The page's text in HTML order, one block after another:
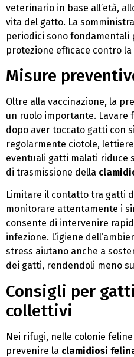
veterinario in base all’età,
vita del gatto. La
periodici sono fondamentali
protezione efficace contro la
Misure
Oltre alla vaccinazione, la
un ruolo importante. Lavare
dopo aver toccato gatti con
regolarmente ciotole,
eventuali gatti malati riduce
di trasmissione della
Limitare il contatto tra gatti
monitorare attentamente i
consente di intervenire
infezione. L’igiene
stress aiutano anche a
dei gatti, rendendoli meno
Consigli per
collettivi
Nei rifugi, nelle colonie
prevenire la clamidiosi